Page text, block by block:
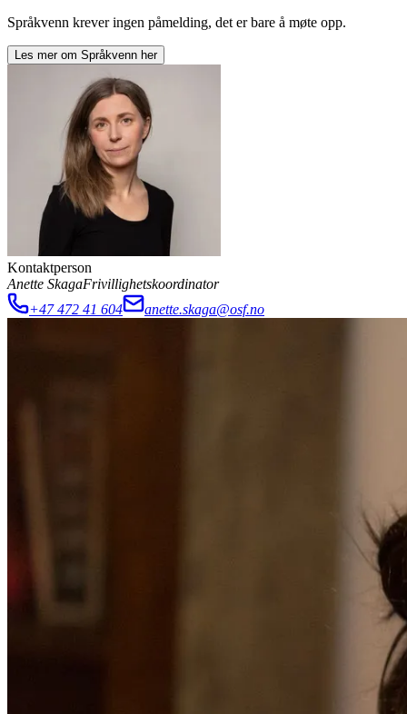
Språkvenn krever ingen påmelding, det er bare å møte opp.
Les mer om Språkvenn her
Kontaktperson
Anette SkagaFrivillighetskoordinator
+47 472 41 604
anette.skaga@osf.no